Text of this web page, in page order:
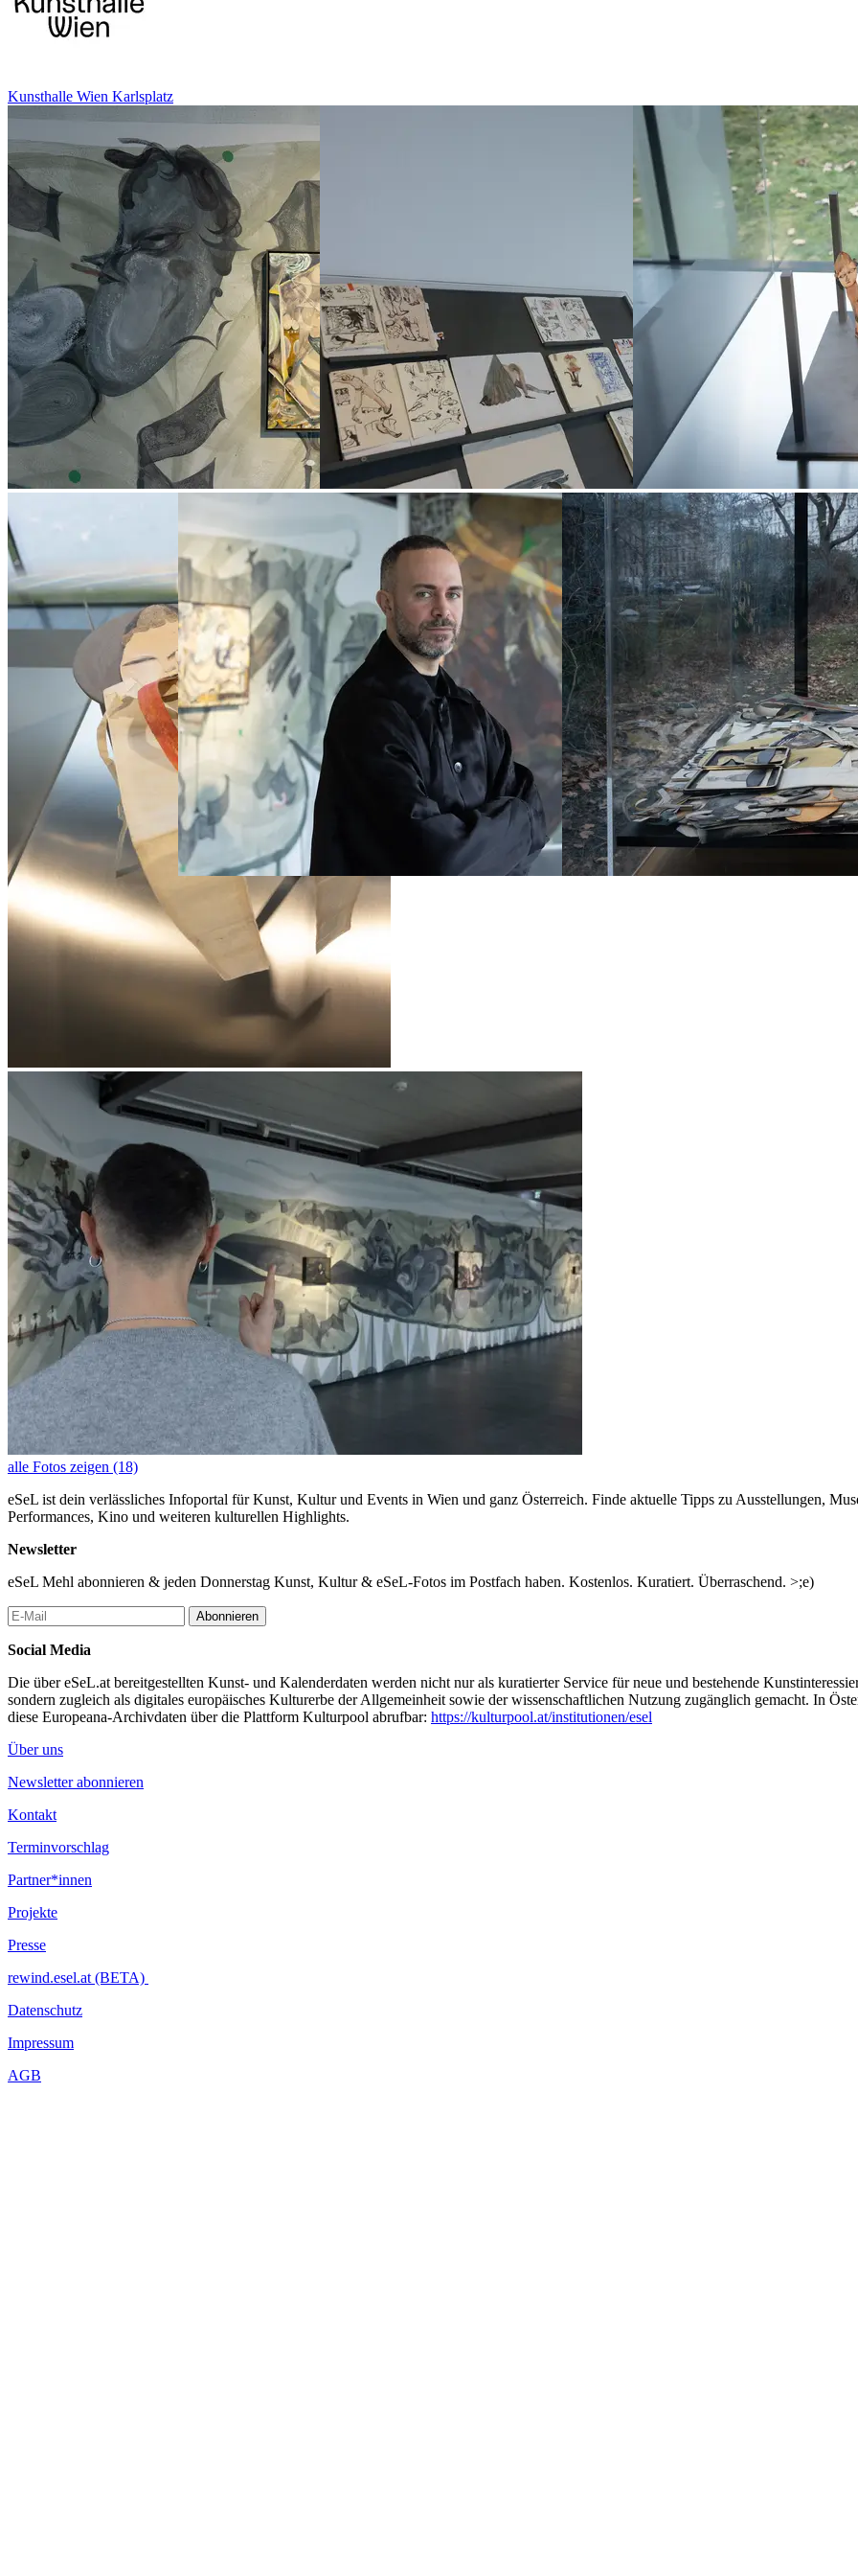
Kunsthalle Wien Karlsplatz
alle Fotos zeigen (18)
eSeL ist dein verlässliches Infoportal für Kunst, Kultur und Events in Wien und ganz Österreich. Finde aktuelle Tipps zu Ausstellungen,
Performances, Kino und weiteren kulturellen Highlights.
Newsletter
eSeL Mehl abonnieren & jeden Donnerstag Kunst, Kultur & eSeL-Fotos im Postfach haben. Kostenlos. Kuratiert. Überraschend. >;e)
Abonnieren
Social Media
Die über eSeL.at bereitgestellten Kunst- und Kalenderdaten werden nicht nur als kuratierter Service für neue und bestehende
sondern zugleich als digitales europäisches Kulturerbe der Allgemeinheit sowie der wissenschaftlichen Nutzung zugänglich gemacht. In
diese Europeana-Archivdaten über die Plattform Kulturpool abrufbar: https://kulturpool.at/institutionen/esel
Über uns
Newsletter abonnieren
Kontakt
Terminvorschlag
Partner*innen
Projekte
Presse
rewind.esel.at (BETA)
Datenschutz
Impressum
AGB